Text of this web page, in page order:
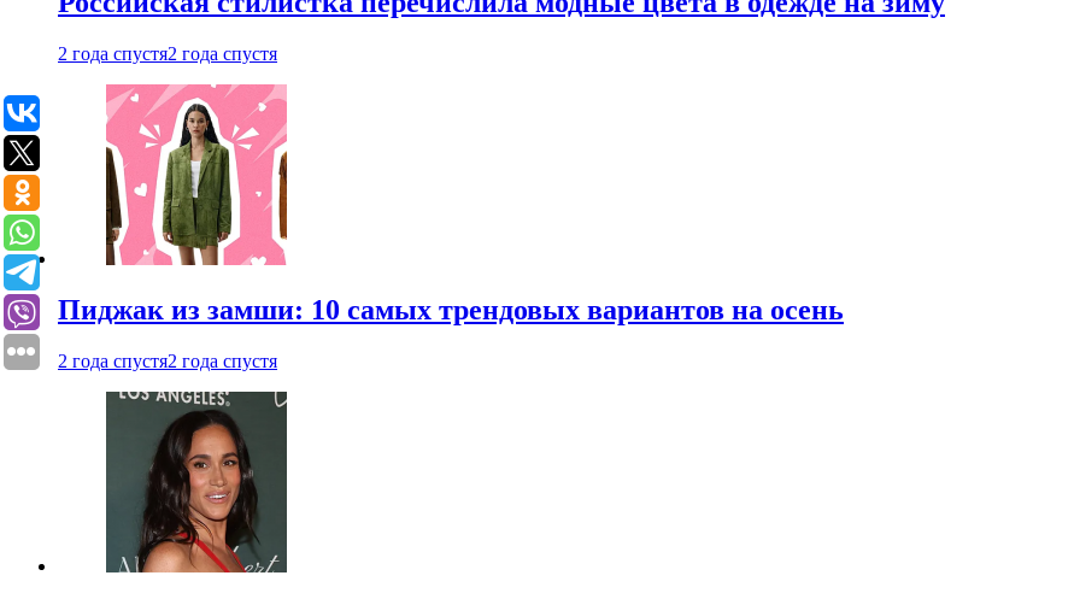
2 года спустя2 года спустя
Пиджак из замши: 10 самых трендовых вариантов на осень
2 года спустя2 года спустя